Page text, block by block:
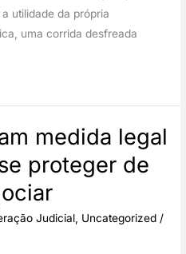
utilidade da própria
uma corrida desfreada
medida legal
proteger de
Judicial Uncategorized /